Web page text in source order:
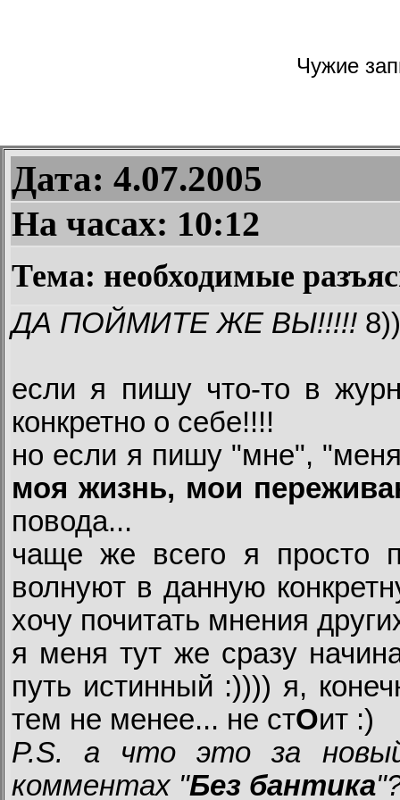
Чужие
Дата: 4.07.2005
На часах: 10:12
Тема: необходимые
ДА ПОЙМИТЕ ЖЕ ВЫ!!!!!
если я пишу что-то в
конкретно о себе!!!!
но если я пишу "мне",
моя жизнь, мои
повода...
чаще же всего я просто
волнуют в данную
хочу почитать мнения
я меня тут же сразу
путь истинный :)))) я,
тем не менее... не стОит :)
P.S. а что это за
комментах "Без бантика